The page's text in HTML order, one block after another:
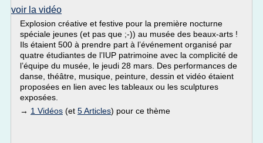
voir la vidéo
Explosion créative et festive pour la première nocturne
spéciale jeunes (et pas que ;-)) au musée des beaux-arts !
Ils étaient 500 à prendre part à l’événement organisé par
quatre étudiantes de l’IUP patrimoine avec la complicité de
l’équipe du musée, le jeudi 28 mars. Des performances de
danse, théâtre, musique, peinture, dessin et vidéo étaient
proposées en lien avec les tableaux ou les sculptures
exposées.
→ 1 Vidéos (et 5 Articles) pour ce thème